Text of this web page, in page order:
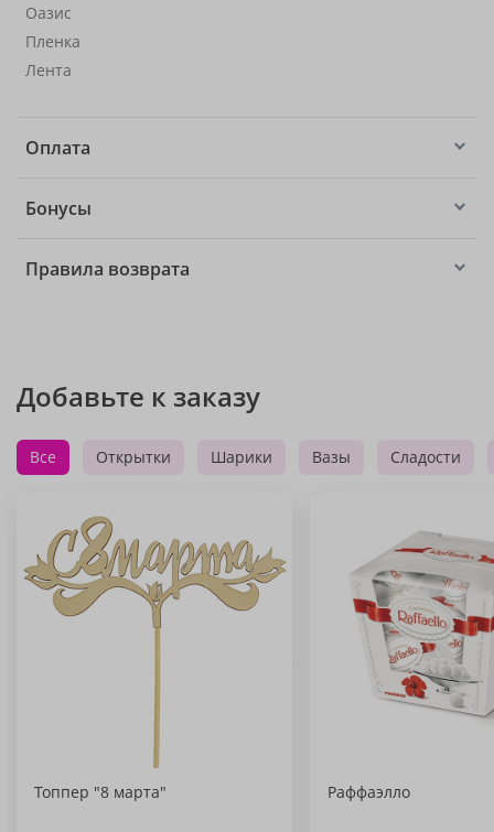
Оазис
Пленка
Лента
Оплата
Бонусы
Правила возврата
Добавьте к заказу
Все Открытки Шарики Вазы Сладости
Топпер "8 марта" Раффаэлло